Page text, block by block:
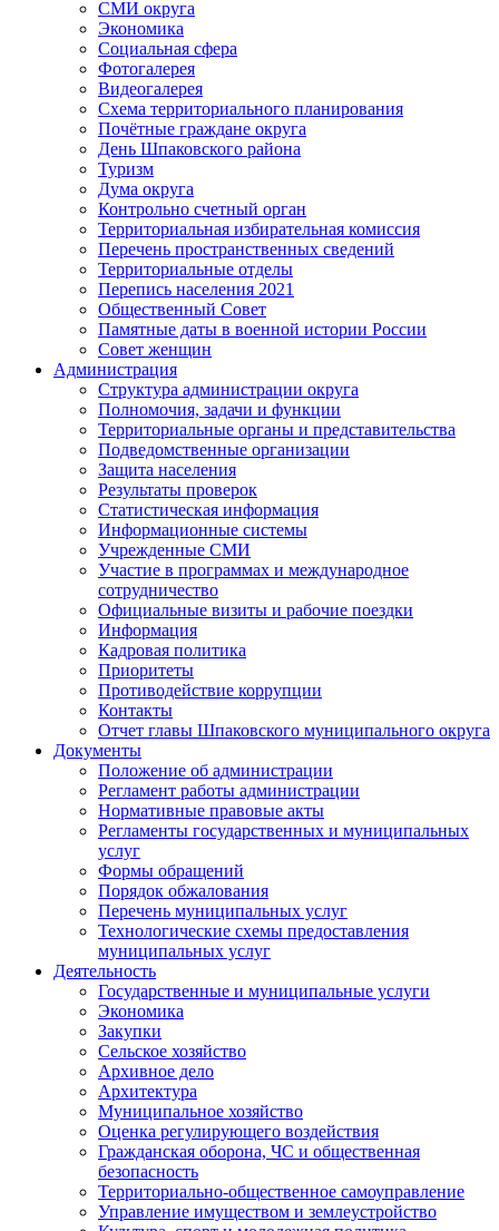
СМИ округа
Экономика
Социальная сфера
Фотогалерея
Видеогалерея
Схема территориального планирования
Почётные граждане округа
День Шпаковского района
Туризм
Дума округа
Контрольно счетный орган
Территориальная избирательная комиссия
Перечень пространственных сведений
Территориальные отделы
Перепись населения 2021
Общественный Совет
Памятные даты в военной истории России
Совет женщин
Администрация
Структура администрации округа
Полномочия, задачи и функции
Территориальные органы и представительства
Подведомственные организации
Защита населения
Результаты проверок
Статистическая информация
Информационные системы
Учрежденные СМИ
Участие в программах и международное
сотрудничество
Официальные визиты и рабочие поездки
Информация
Кадровая политика
Приоритеты
Противодействие коррупции
Контакты
Отчет главы Шпаковского муниципального округа
Документы
Положение об администрации
Регламент работы администрации
Нормативные правовые акты
Регламенты государственных и муниципальных
услуг
Формы обращений
Порядок обжалования
Перечень муниципальных услуг
Технологические схемы предоставления
муниципальных услуг
Деятельность
Государственные и муниципальные услуги
Экономика
Закупки
Сельское хозяйство
Архивное дело
Архитектура
Муниципальное хозяйство
Оценка регулирующего воздействия
Гражданская оборона, ЧС и общественная
безопасность
Территориально-общественное самоуправление
Управление имуществом и землеустройство